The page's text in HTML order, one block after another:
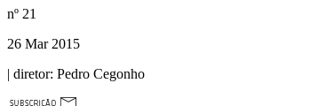
nº 21
26 Mar 2015
| diretor: Pedro Cegonho